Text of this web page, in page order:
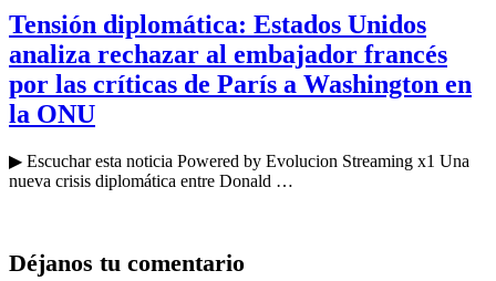
Tensión diplomática: Estados Unidos
analiza rechazar al embajador francés
por las críticas de París a Washington en
la ONU
▶ Escuchar esta noticia Powered by Evolucion Streaming x1 Una
nueva crisis diplomática entre Donald …
Déjanos tu comentario